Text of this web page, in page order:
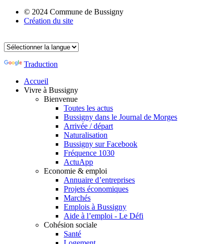
© 2024 Commune de Bussigny
Création du site
Traduction
Accueil
Vivre à Bussigny
Bienvenue
Toutes les actus
Bussigny dans le Journal de Morges
Arrivée / départ
Naturalisation
Bussigny sur Facebook
Fréquence 1030
ActuApp
Economie & emploi
Annuaire d’entreprises
Projets économiques
Marchés
Emplois à Bussigny
Aide à l’emploi - Le Défi
Cohésion sociale
Santé